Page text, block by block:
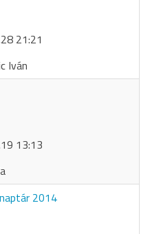
21:21
Iván
13:13
2014